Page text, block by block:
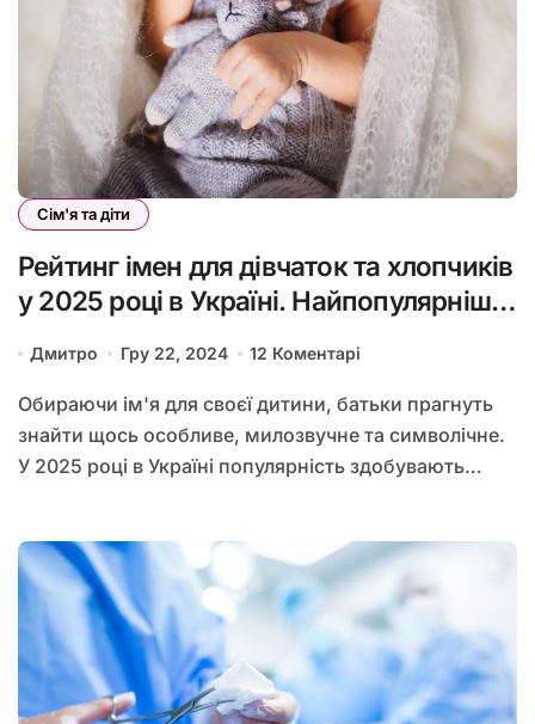
Сім'я та діти
Рейтинг імен для дівчаток та хлопчиків
у 2025 році в Україні. Найпопулярніші
Дмитро Гру 22, 2024 12 Коментарі
Обираючи ім'я для своєї дитини, батьки прагнуть
знайти щось особливе, милозвучне та символічне.
У 2025 році в Україні популярність здобувають…